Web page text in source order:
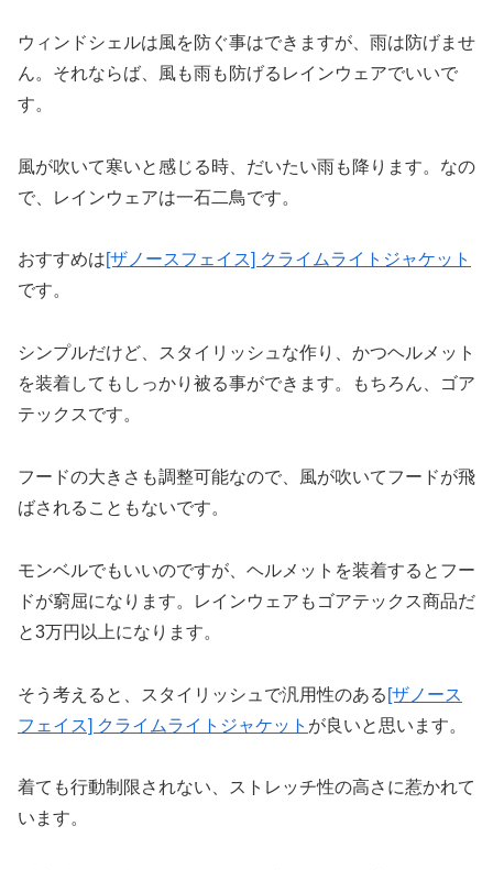
ウィンドシェルは風を防ぐ事はできますが、雨は防げませ
ん。それならば、風も雨も防げるレインウェアでいいで
す。
風が吹いて寒いと感じる時、だいたい雨も降ります。なの
で、レインウェアは一石二鳥です。
おすすめは[ザノースフェイス] クライムライトジャケット
です。
シンプルだけど、スタイリッシュな作り、かつヘルメット
を装着してもしっかり被る事ができます。もちろん、ゴア
テックスです。
フードの大きさも調整可能なので、風が吹いてフードが飛
ばされることもないです。
モンベルでもいいのですが、ヘルメットを装着するとフー
ドが窮屈になります。レインウェアもゴアテックス商品だ
と3万円以上になります。
そう考えると、スタイリッシュで汎用性のある [ザノース
フェイス] クライムライトジャケット が良いと思います。
着ても行動制限されない、ストレッチ性の高さに惹かれて
います。